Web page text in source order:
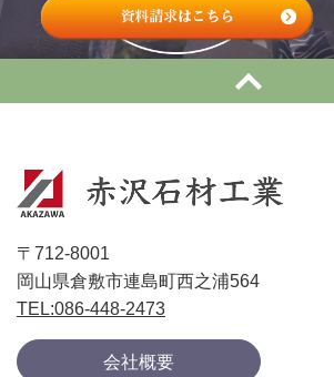
〒712-8001
岡山県倉敷市連島町西之浦564
TEL:086-448-2473
会社概要